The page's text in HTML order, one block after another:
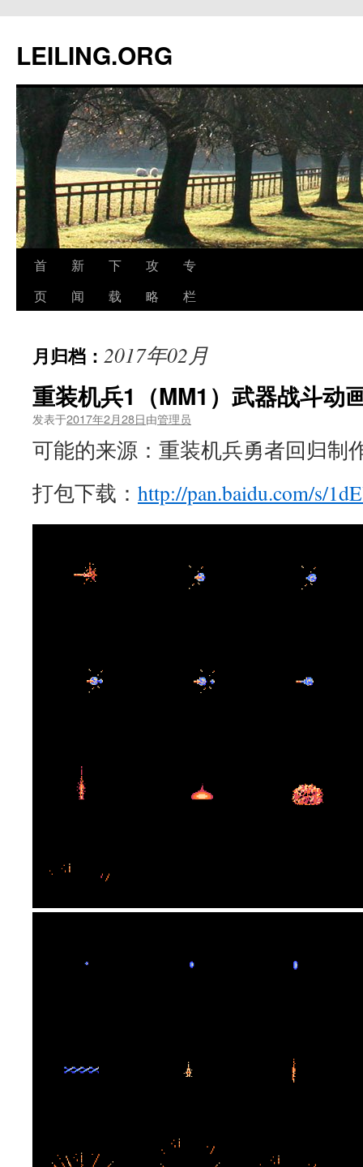
文
LEILING.ORG
首
页
新
闻
下
载
攻
略
专
栏
月归档： 2017年02月
重装机兵1（MM1）武器战斗动
发表于2017年2月28日由管理员
可能的来源：重装机兵勇者回归制
打包下载： http://pan.baidu.com/s/